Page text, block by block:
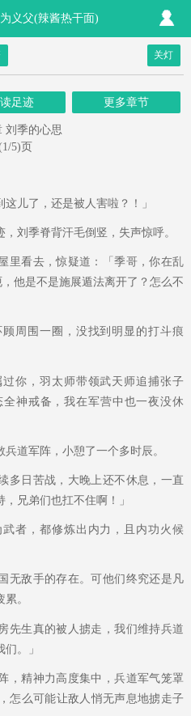
义父(辣酱热干面)
关灯
足迹 更多章节
刘季的心思
5)页
儿了，还是被人害啦？！」
刘季脊背汗毛倒竖，失声惊呼。
里看去，惊疑道：「季哥，你在乱
他是不是施展遁法离开了？怎么不
周围一圈，没找到明显的打斗痕
过你，羽太师带领武天师追捕张子
神戒备，我在军营中也一夜没休
道军阵，小憩了一个多时辰。
多日苦战，大晚上还不休息，一直
兄弟们也扛不住啊！」
者，都修炼出内力，且内功火候
无敌手的存在。可他们终究还是凡
。
先生真的被人掳走，我们维持兵道
。」
，精神力高度集中，兵道军气笼罩
怎么可能让敌人悄无声息地掳走子